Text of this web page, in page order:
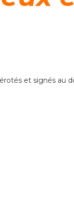
et signés au